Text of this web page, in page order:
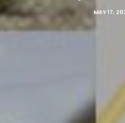
MAY 17,